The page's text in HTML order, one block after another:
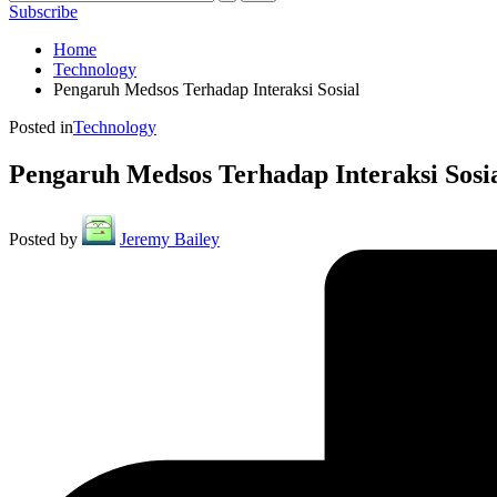
Subscribe
Home
Technology
Pengaruh Medsos Terhadap Interaksi Sosial
Posted inTechnology
Pengaruh Medsos Terhadap Interaksi
Posted by Jeremy Bailey